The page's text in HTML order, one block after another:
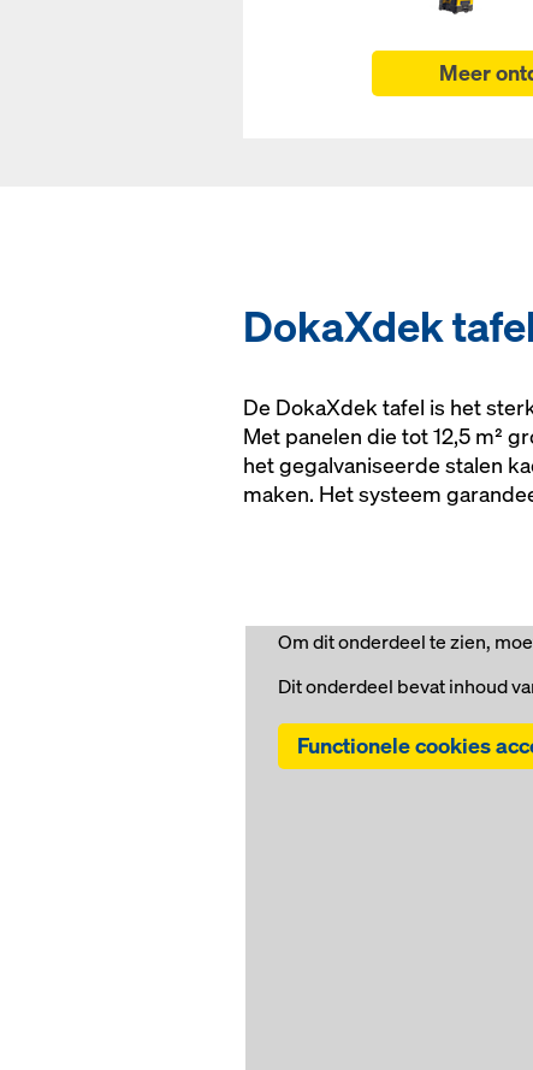
Meer
DokaXdek
De DokaXdek tafel is het
Met panelen die tot 12,5 m²
het gegalvaniseerde stalen
maken. Het systeem
Om dit onderdeel te zien,
Dit onderdeel bevat inhoud
Functionele cookies